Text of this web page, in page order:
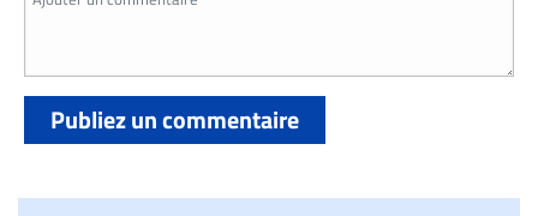
Publiez un commentaire